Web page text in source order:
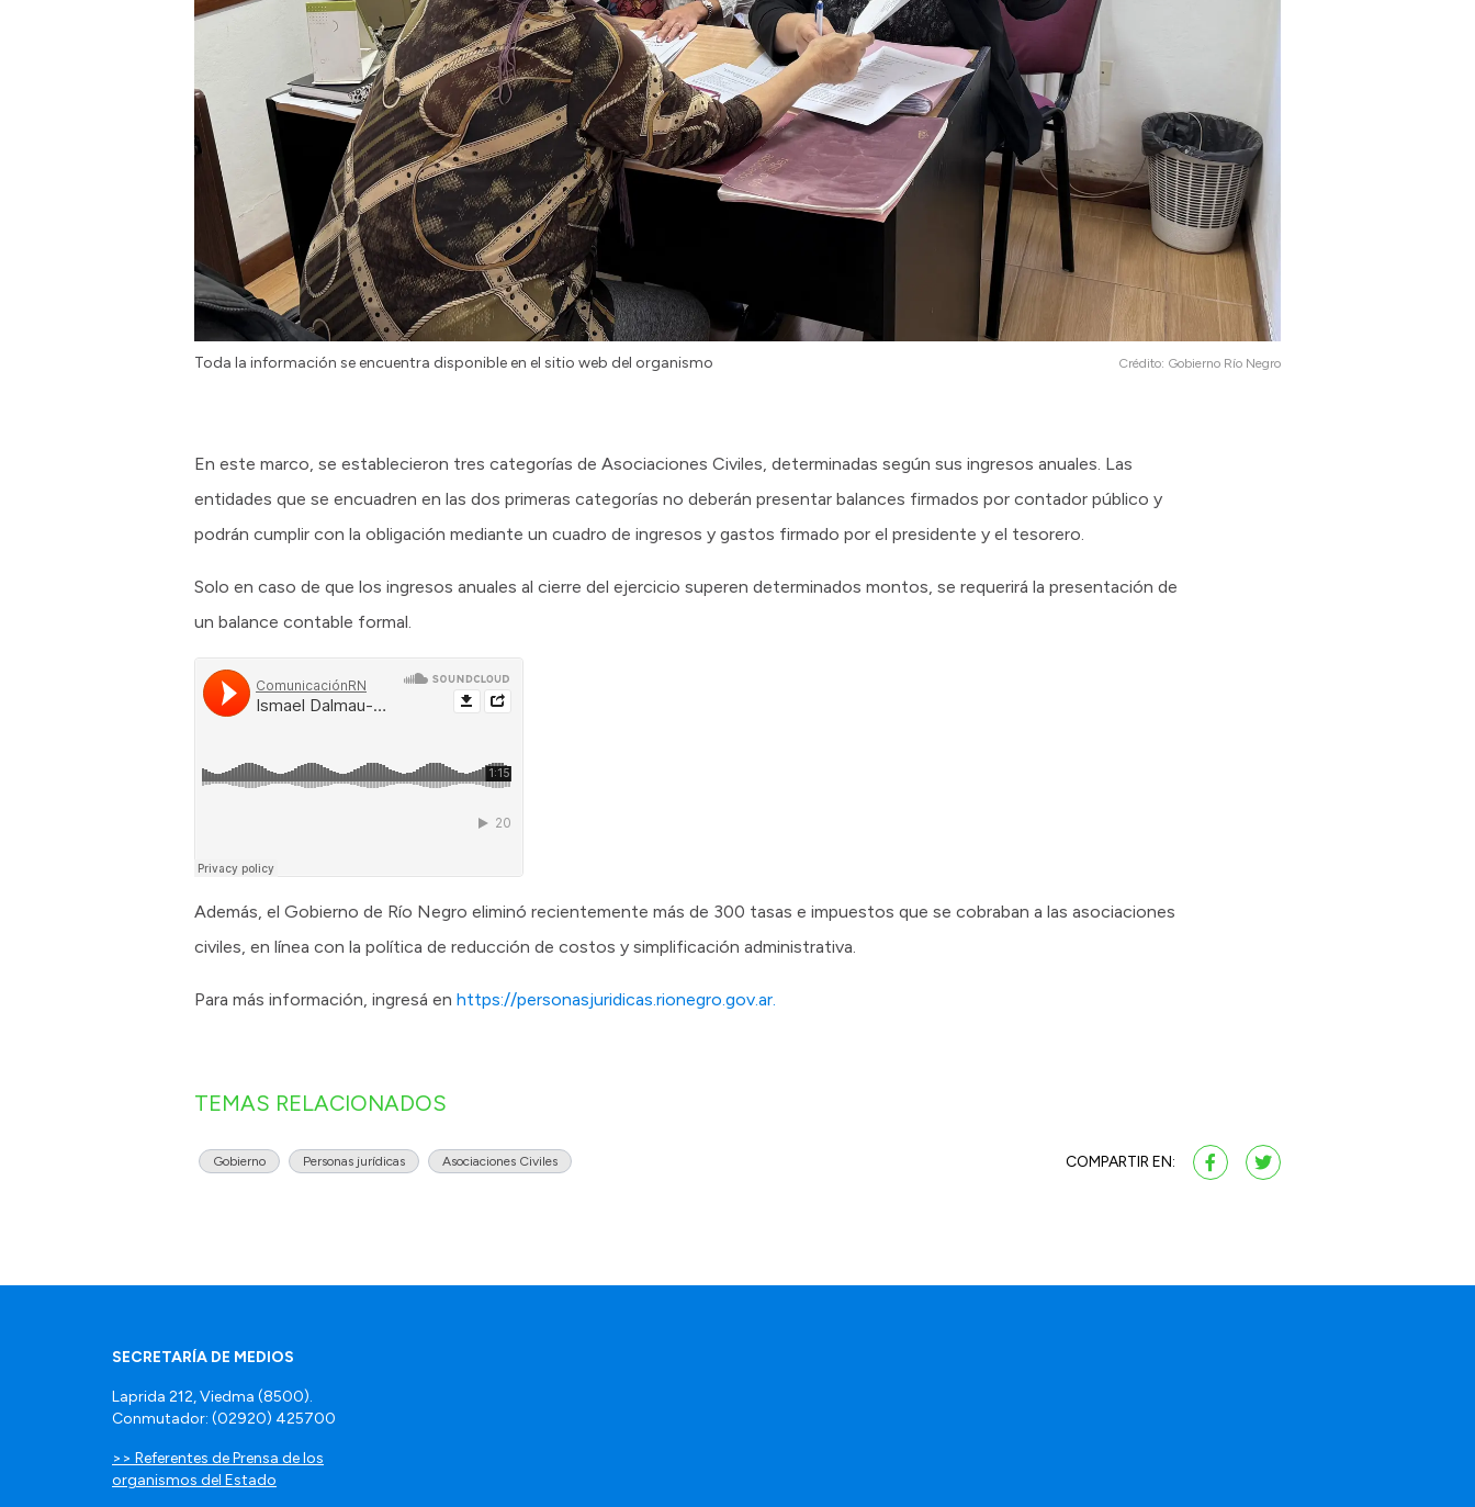
Toda la información se encuentra disponible en el sitio web del organismo Crédito: Gobierno Río Negro
En este marco, se establecieron tres categorías de Asociaciones Civiles, determinadas según sus ingresos anuales. Las
entidades que se encuadren en las dos primeras categorías no deberán presentar balances firmados por contador público y
podrán cumplir con la obligación mediante un cuadro de ingresos y gastos firmado por el presidente y el tesorero.
Solo en caso de que los ingresos anuales al cierre del ejercicio superen determinados montos, se requerirá la presentación de
un balance contable formal.
Además, el Gobierno de Río Negro eliminó recientemente más de 300 tasas e impuestos que se cobraban a las asociaciones
civiles, en línea con la política de reducción de costos y simplificación administrativa.
Para más información, ingresá en https://personasjuridicas.rionegro.gov.ar.
TEMAS RELACIONADOS
Gobierno Personas jurídicas Asociaciones Civiles COMPARTIR EN:
SECRETARÍA DE MEDIOS
Laprida 212, Viedma (8500).
Conmutador: (02920) 425700
>> Referentes de Prensa de los
organismos del Estado